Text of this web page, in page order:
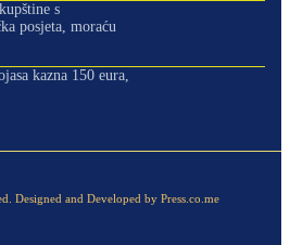
s
posjeta, moraću
kazna 150 eura,
Designed and Developed by Press.co.me